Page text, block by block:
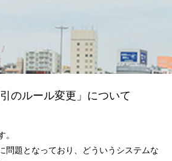
のルール変更」について
。
問題となっており、どういうシステムな